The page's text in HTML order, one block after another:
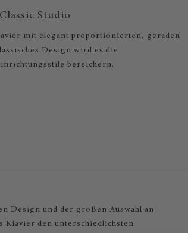
Studio
mit elegant proportionierten, geraden
Design wird es die
bereichern.
Design und der großen Auswahl an
Klavier den unterschiedlichsten